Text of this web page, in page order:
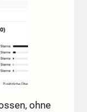
ohne